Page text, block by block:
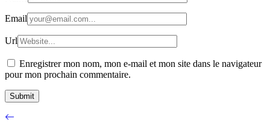
Email
Url
Enregistrer mon nom, mon e-mail et mon site dans le navigateur
pour mon prochain commentaire.